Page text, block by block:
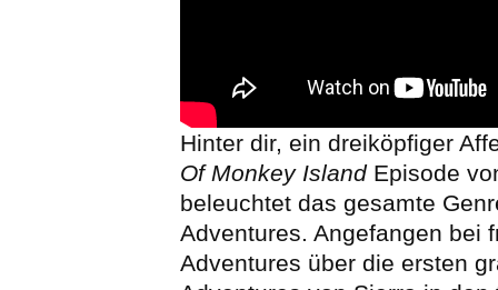
Hinter dir, ein dreiköpfiger
Of Monkey IslandEpisode
beleuchtet das gesamte
Adventures. Angefangen bei
Adventures über die ersten